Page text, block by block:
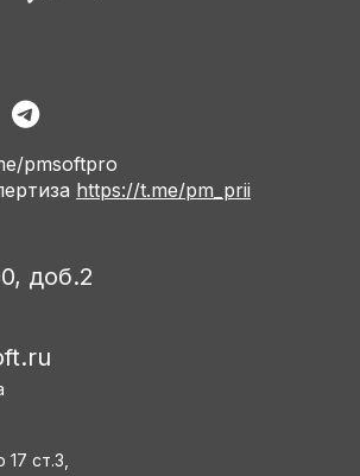
pmsoftpro
https://t.me/pm_prii
доб.2
ст.3,